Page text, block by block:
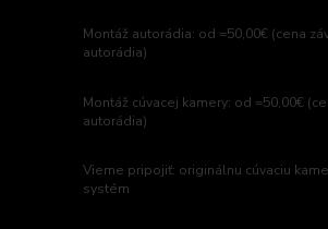
Montáž autorádia: od =50,00€ (cena
autorádia)
Montáž cúvacej kamery: od =50,00€
autorádia)
Vieme pripojiť: originálnu cúvaciu
systém